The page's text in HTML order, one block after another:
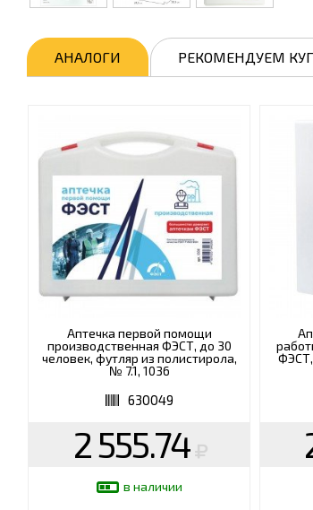
АНАЛОГИ РЕКОМЕНДУЕМ
Аптечка первой помощи
производственная ФЭСТ, до 30
человек, футляр из полистирола,
№ 7.1, 1036
630049
2 555.74
в наличии